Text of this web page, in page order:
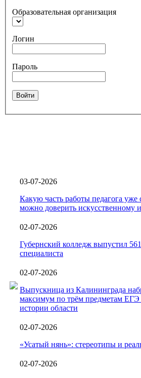
Образовательная организация
Логин
Пароль
Войти
03-07-2026
Какую часть работы педагога уже
можно доверить искусственному
02-07-2026
Губернский колледж выпустил
специалиста
02-07-2026
Выпускница из Калининграда
максимум по трём предметам
истории области
02-07-2026
«Усатый нянь»: стереотипы и
02-07-2026